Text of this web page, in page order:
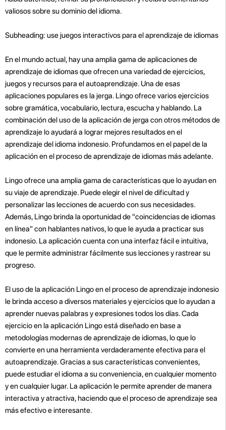
valiosos sobre su dominio del idioma.
Subheading: use juegos interactivos para el aprendizaje de idiomas
En el mundo actual, hay una amplia gama de aplicaciones de
aprendizaje de idiomas que ofrecen una variedad de ejercicios,
juegos y recursos para el autoaprendizaje. Una de esas
aplicaciones populares es la jerga. Lingo ofrece varios ejercicios
sobre gramática, vocabulario, lectura, escucha y hablando. La
combinación del uso de la aplicación de jerga con otros métodos de
aprendizaje lo ayudará a lograr mejores resultados en el
aprendizaje del idioma indonesio. Profundamos en el papel de la
aplicación en el proceso de aprendizaje de idiomas más adelante.
Lingo ofrece una amplia gama de características que lo ayudan en
su viaje de aprendizaje. Puede elegir el nivel de dificultad y
personalizar las lecciones de acuerdo con sus necesidades.
Además, Lingo brinda la oportunidad de "coincidencias de idiomas
en línea" con hablantes nativos, lo que le ayuda a practicar sus
indonesio. La aplicación cuenta con una interfaz fácil e intuitiva,
que le permite administrar fácilmente sus lecciones y rastrear su
progreso.
El uso de la aplicación Lingo en el proceso de aprendizaje indonesio
le brinda acceso a diversos materiales y ejercicios que lo ayudan a
aprender nuevas palabras y expresiones todos los días. Cada
ejercicio en la aplicación Lingo está diseñado en base a
metodologías modernas de aprendizaje de idiomas, lo que lo
convierte en una herramienta verdaderamente efectiva para el
autoaprendizaje. Gracias a sus características convenientes,
puede estudiar el idioma a su conveniencia, en cualquier momento
y en cualquier lugar. La aplicación le permite aprender de manera
interactiva y atractiva, haciendo que el proceso de aprendizaje sea
más efectivo e interesante.